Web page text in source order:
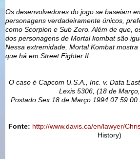
Os desenvolvedores do jogo se baseiam
personagens verdadeiramente únicos,
como Scorpion e Sub Zero. Além de que,
dos personagens de Mortal kombat são
Nessa extremidade, Mortal Kombat
que há em Street Fighter II.
O caso é Capcom U.S.A., Inc. v. Data
Lexis 5306, (18 de
Postado Sex 18 de Março 1994 07:59:00
Fonte: http://www.davis.ca/en/lawyer/
History)